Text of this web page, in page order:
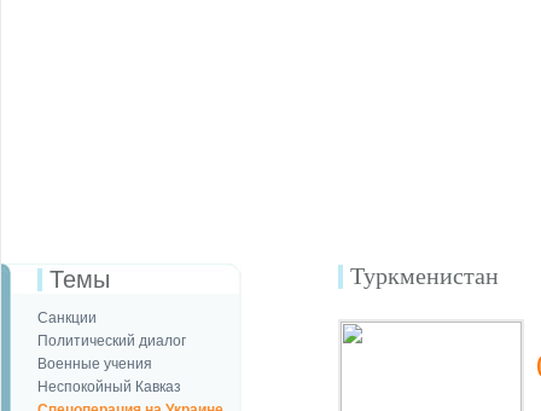
Темы
Санкции
Политический диалог
Военные учения
Неспокойный Кавказ
Туркменистан